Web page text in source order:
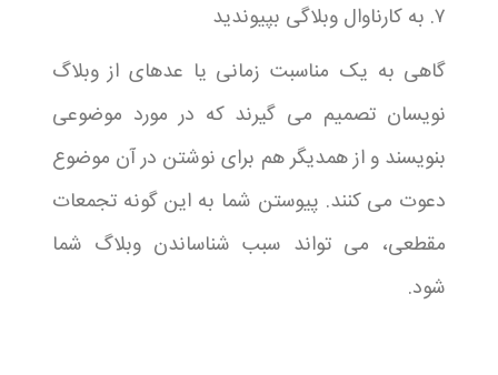
۷. به کارناوال وبلاگی بپیوندید
گاهی به یک مناسبت زمانی یا عدهای از وبلاگ
نویسان تصمیم می گیرند که در مورد موضوعی
بنویسند و از همدیگر هم برای نوشتن در آن موضوع
دعوت می کنند. پیوستن شما به این گونه تجمعات
مقطعی، می تواند سبب شناساندن وبلاگ شما
شود.